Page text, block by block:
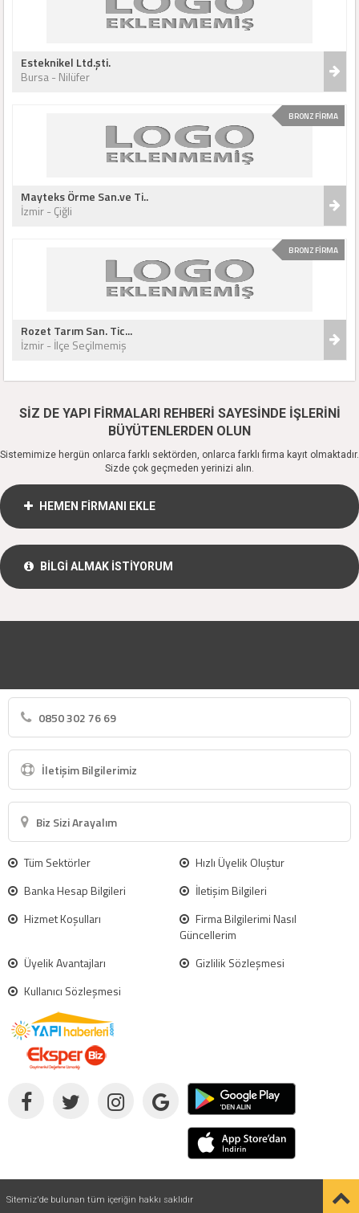
Esteknikel Ltd.şti.
Bursa - Nilüfer
BRONZ FİRMA
Mayteks Örme San.ve Ti..
İzmir - Çiğli
BRONZ FİRMA
Rozet Tarım San. Tic...
İzmir - İlçe Seçilmemiş
SİZ DE YAPI FİRMALARI REHBERİ SAYESİNDE İŞLERİNİ
BÜYÜTENLERDEN OLUN
Sistemimize hergün onlarca farklı sektörden, onlarca farklı firma kayıt olmaktadır.
Sizde çok geçmeden yerinizi alın.
HEMEN FİRMANI EKLE
BİLGİ ALMAK İSTİYORUM
0850 302 76 69
İletişim Bilgilerimiz
Biz Sizi Arayalım
Tüm Sektörler
Hızlı Üyelik Oluştur
Banka Hesap Bilgileri
İletişim Bilgileri
Hizmet Koşulları
Firma Bilgilerimi Nasıl
Güncellerim
Üyelik Avantajları
Gizlilik Sözleşmesi
Kullanıcı Sözleşmesi
Sitemiz'de bulunan tüm içeriğin hakkı saklıdır